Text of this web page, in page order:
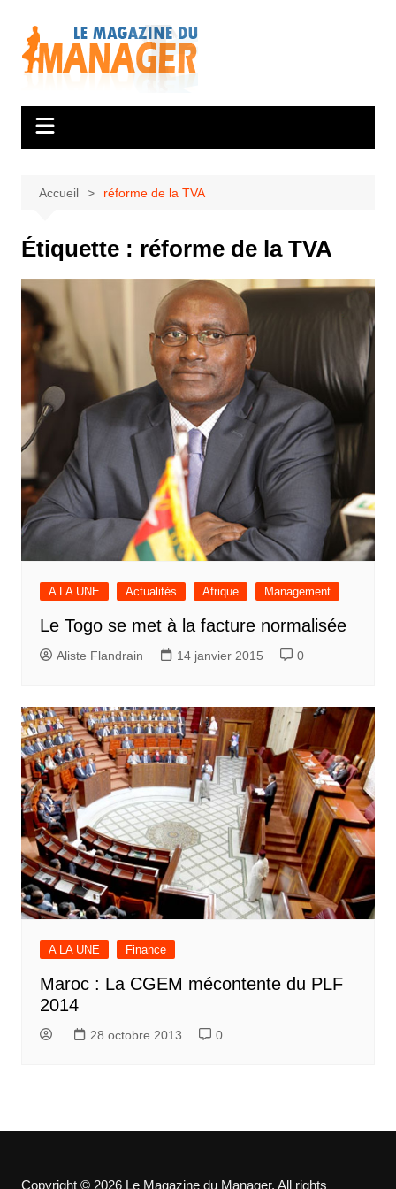
contenu
Accueil réforme de la TVA
Étiquette : réforme de la TVA
A LA UNE Actualités Afrique Management
Le Togo se met à la facture normalisée
Aliste Flandrain 14 janvier 2015 0
A LA UNE Finance
Maroc : La CGEM mécontente du PLF
2014
28 octobre 2013 0
Copyright © 2026 Le Magazine du Manager. All rights